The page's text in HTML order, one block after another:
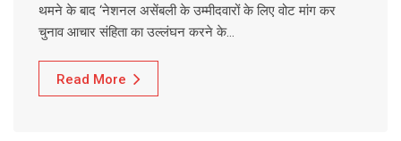
थमने के बाद ‘नेशनल असेंबली के उम्मीदवारों के लिए वोट मांग कर
चुनाव आचार संहिता का उल्लंघन करने के…
Read More